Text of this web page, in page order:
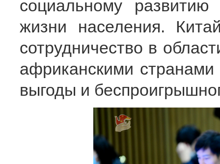
социальному
жизни населения.
сотрудничество в
африканскими
выгоды и